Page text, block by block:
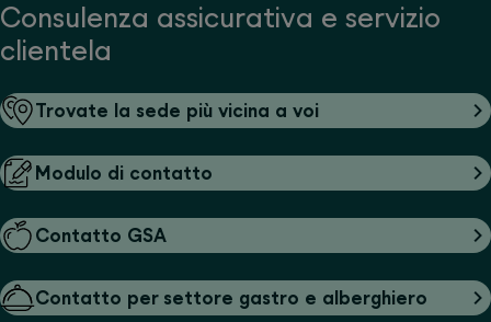
Consulenza assicurativa e servizio
clientela
Trovate la sede più vicina a voi
Modulo di contatto
Contatto GSA
Contatto per settore gastro e alberghiero